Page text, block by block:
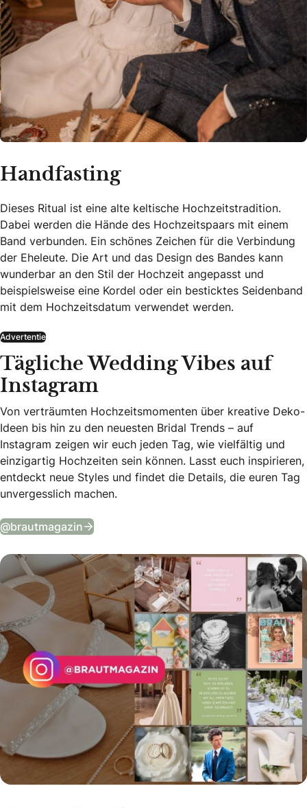
Handfasting
Dieses Ritual ist eine alte keltische Hochzeitstradition.
Dabei werden die Hände des Hochzeitspaars mit einem
Band verbunden. Ein schönes Zeichen für die Verbindung
der Eheleute. Die Art und das Design des Bandes kann
wunderbar an den Stil der Hochzeit angepasst und
beispielsweise eine Kordel oder ein besticktes Seidenband
mit dem Hochzeitsdatum verwendet werden.
Advertentie
Tägliche Wedding Vibes auf
Instagram
Von verträumten Hochzeitsmomenten über kreative Deko-
Ideen bis hin zu den neuesten Bridal Trends – auf
Instagram zeigen wir euch jeden Tag, wie vielfältig und
einzigartig Hochzeiten sein können. Lasst euch inspirieren,
entdeckt neue Styles und findet die Details, die euren Tag
unvergesslich machen.
@brautmagazin Tägliche Wedding Vibes auf Instagram